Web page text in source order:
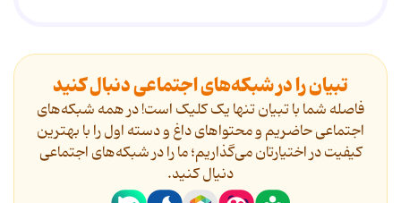
تبیان را در شبکه‌های اجتماعی دنبال کنید
فاصله شما با تبیان تنها یک کلیک است! در همه شبکه‌های
اجتماعی حاضریم و محتواهای داغ و دسته اول را با بهترین
کیفیت در اختیارتان می‌گذاریم؛ ما را در شبکه‌های اجتماعی
دنیال کنید.